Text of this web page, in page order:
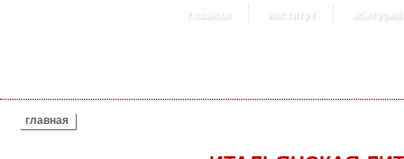
главная институт
ВЫ ЗДЕСЬ
главная